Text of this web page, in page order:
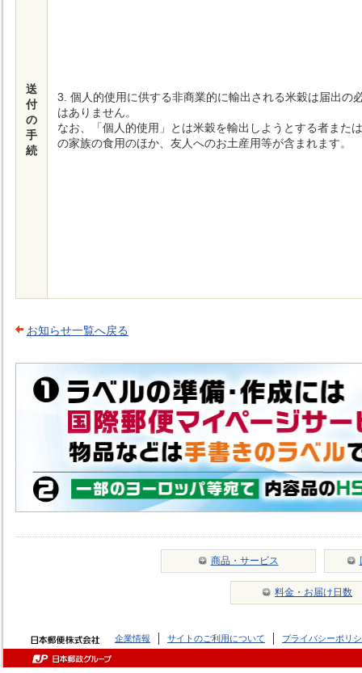
送
付
の
手
続
3. 個人的使用に供する非商業的に輸出される米穀は届出の
はありません。
なお、「個人的使用」とは米穀を輸出しようとする者また
の家族の食用のほか、友人へのお土産用等が含まれます。
お知らせ一覧へ戻る
商品・サービス
料金・お届け日数
企業情報 サイトのご利用について プライバシーポリ